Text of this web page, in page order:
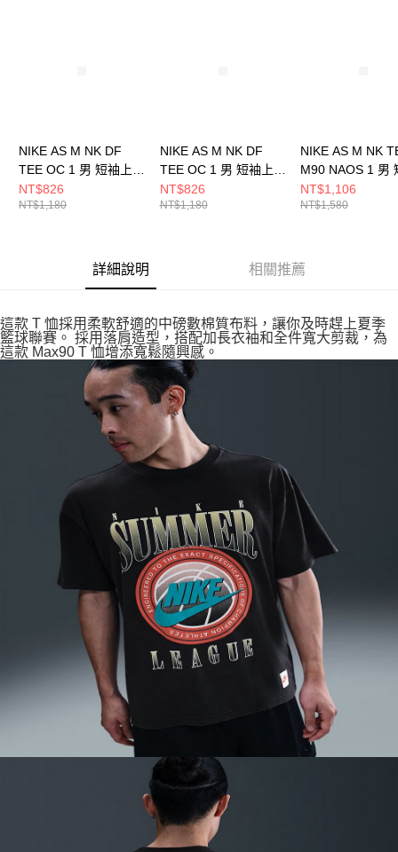
NIKE AS M NK DF
TEE OC 1 男 短袖上衣
HJ3465633
NT$826
NT$1,180
NIKE AS M NK DF
TEE OC 1 男 短袖上衣
HJ3465100
NT$826
NT$1,180
NIKE AS M NK
M90 NAOS 1 男
上衣 HJ3407100
NT$1,106
NT$1,580
詳細說明 相關推薦
這款 T 恤採用柔軟舒適的中磅數棉質布料，讓你及時趕上夏季
籃球聯賽。 採用落肩造型，搭配加長衣袖和全件寬大剪裁，為
這款 Max90 T 恤增添寬鬆隨興感。